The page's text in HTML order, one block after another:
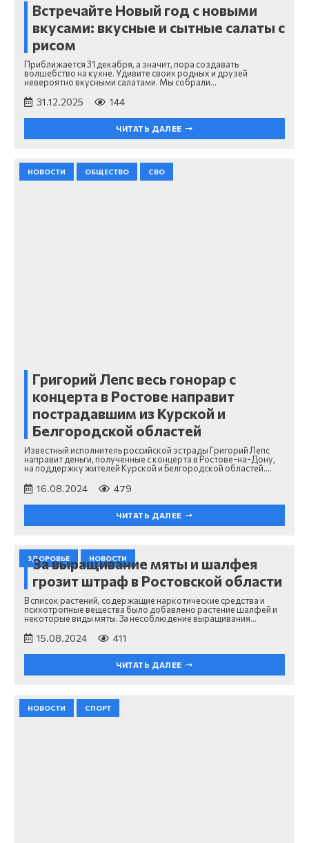
Встречайте Новый год с новыми
вкусами: вкусные и сытные салаты с
рисом
Приближается 31 декабря, а значит, пора создавать
волшебство на кухне. Удивите своих родных и друзей
невероятно вкусными салатами. Мы собрали…
31.12.2025 144
ЧИТАТЬ ДАЛЕЕ
НОВОСТИ ОБЩЕСТВО СВО
Григорий Лепс весь гонорар с
концерта в Ростове направит
пострадавшим из Курской и
Белгородской областей
Известный исполнитель российской эстрады Григорий Лепс
направит деньги, полученные с концерта в Ростове-на-Дону,
на поддержку жителей Курской и Белгородской областей.…
16.08.2024 479
ЧИТАТЬ ДАЛЕЕ
ЗДОРОВЬЕ НОВОСТИ
За выращивание мяты и шалфея
грозит штраф в Ростовской области
В список растений, содержащие наркотические средства и
психотропные вещества было добавлено растение шалфей и
некоторые виды мяты. За несоблюдение выращивания…
15.08.2024 411
ЧИТАТЬ ДАЛЕЕ
НОВОСТИ СПОРТ